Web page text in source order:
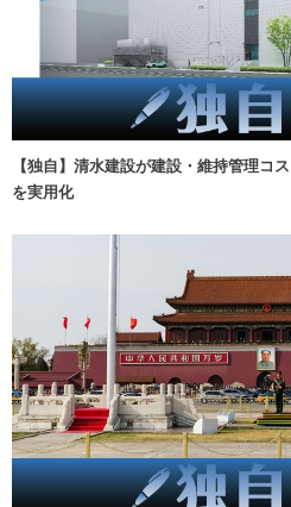
【独自】清水建設が建設・維持管理コ
を実用化